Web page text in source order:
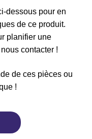
dessous pour en
de ce produit.
planifier une
contacter !
de ces pièces ou
!